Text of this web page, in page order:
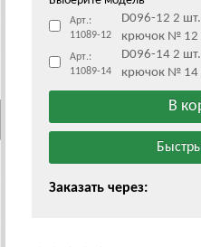
Арт.:
11089-12
D096-12 2 шт.
крючок № 12
Арт.:
11089-14
D096-14 2 шт.
крючок № 14
Заказать через: